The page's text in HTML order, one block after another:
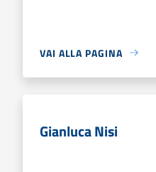
VAI ALLA PAGINA
Gianluca Nisi